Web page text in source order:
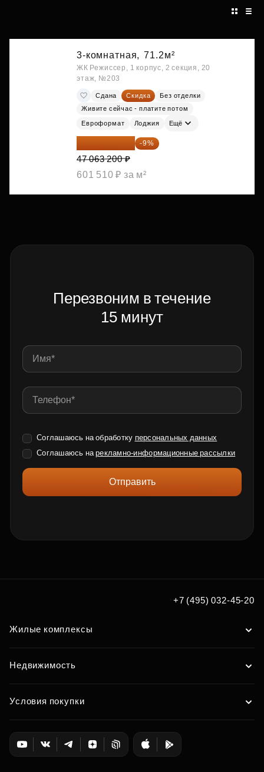
3-комнатная, 71.2м²
ЖК Режиссер, 1 корпус, 2 секция, 20
этаж, №203
Сдана Скидка
Без отделки
Живите сейчас - платите потом
Евроформат Лоджия Ещё
42 827 512 ₽ -9%
47 063 200 ₽
601 510 ₽ за м²
Перезвоним в течение
15 минут
Соглашаюсь на обработку персональных данных
Соглашаюсь нарекламно-информационные рассылки
Отправить
+7 (495) 032-45-20
Жилые комплексы
Недвижимость
Условия покупки